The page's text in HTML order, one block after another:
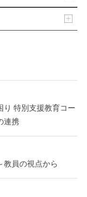
り 特別支援教育コー
連携
員の視点から